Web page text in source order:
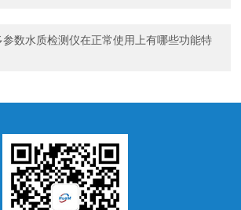
参数水质检测仪在正常使用上有哪些功能特